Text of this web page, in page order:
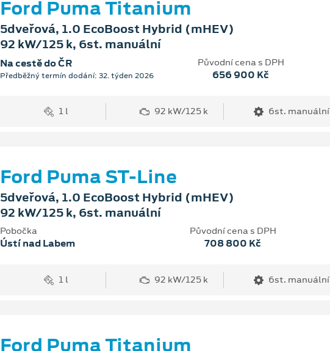
Ford Puma Titanium
5dveřová, 1.0 EcoBoost Hybrid (mHEV)
92 kW/125 k, 6st. manuální
Na cestě do ČR
Předběžný termín dodání: 32. týden 2026
Původní cena s DPH
656 900 Kč
1 l 92 kW/125 k 6st. manuální
Ford Puma ST-Line
5dveřová, 1.0 EcoBoost Hybrid (mHEV)
92 kW/125 k, 6st. manuální
Pobočka
Ústí nad Labem
Původní cena s DPH
708 800 Kč
1 l 92 kW/125 k 6st. manuální
Ford Puma Titanium